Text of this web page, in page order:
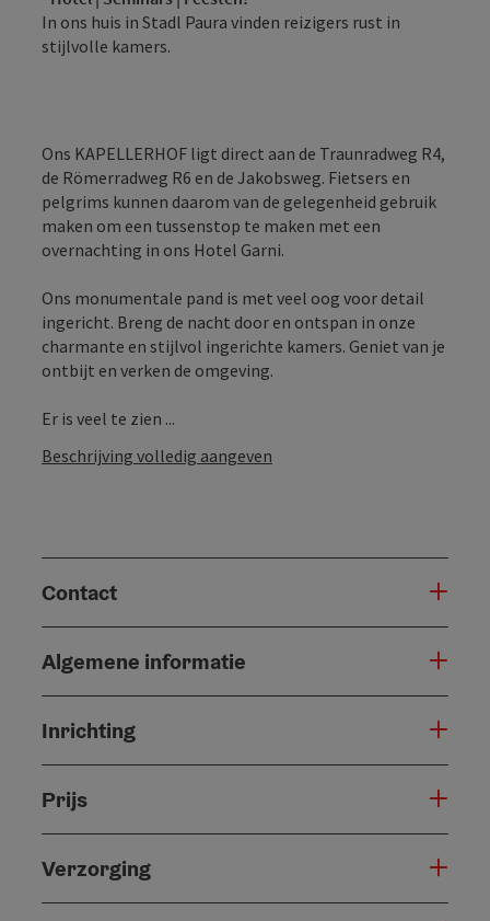
In ons huis in Stadl Paura vinden reizigers rust in
stijlvolle kamers.
Ons KAPELLERHOF ligt direct aan de Traunradweg R4,
de Römerradweg R6 en de Jakobsweg. Fietsers en
pelgrims kunnen daarom van de gelegenheid gebruik
maken om een tussenstop te maken met een
overnachting in ons Hotel Garni.
Ons monumentale pand is met veel oog voor detail
ingericht. Breng de nacht door en ontspan in onze
charmante en stijlvol ingerichte kamers. Geniet van je
ontbijt en verken de omgeving.
Er is veel te zien ...
Beschrijving volledig aangeven
Contact
Algemene informatie
Inrichting
Prijs
Verzorging